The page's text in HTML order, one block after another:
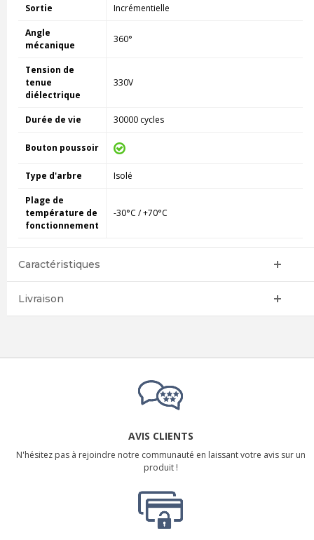
Sortie Incrémentielle
Angle
mécanique
360°
Tension de
tenue
diélectrique
330V
Durée de vie 30000 cycles
Bouton poussoir
Type d'arbre Isolé
Plage de
température de
fonctionnement
-30°C / +70°C
Caractéristiques
Livraison
AVIS CLIENTS
N'hésitez pas à rejoindre notre communauté en laissant votre avis sur un
produit !